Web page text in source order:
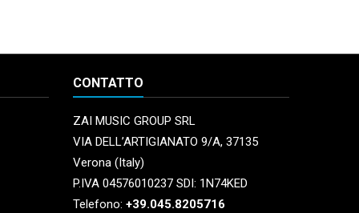
CONTATTO
ZAI MUSIC GROUP SRL
VIA DELL’ARTIGIANATO 9/A, 37135
Verona (Italy)
P.IVA 04576010237 SDI: 1N74KED
Telefono: +39.045.8205716